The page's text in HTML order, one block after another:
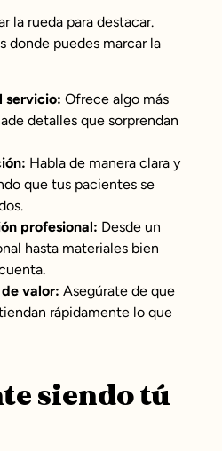
la rueda para destacar.
donde puedes marcar la
servicio: Ofrece algo más
detalles que sorprendan
Habla de manera clara y
que tus pacientes se
profesional: Desde un
hasta materiales bien
valor: Asegúrate de que
rápidamente lo que
siendo tú